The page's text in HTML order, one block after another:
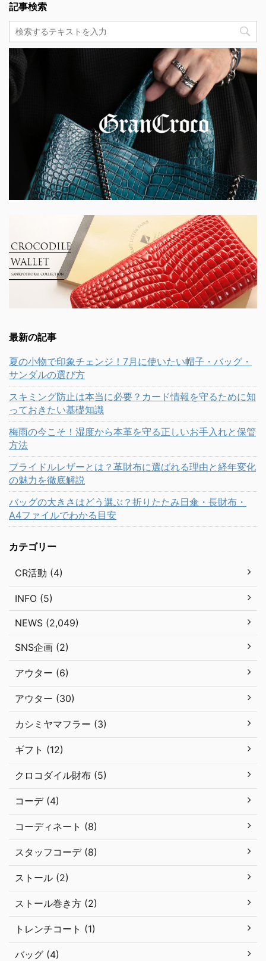
記事検索
最新の記事
夏の小物で印象チェンジ！7月に使いたい帽子・バッグ・
サンダルの選び方
スキミング防止は本当に必要？カード情報を守るために知
っておきたい基礎知識
梅雨の今こそ！湿度から本革を守る正しいお手入れと保管
方法
ブライドルレザーとは？革財布に選ばれる理由と経年変化
の魅力を徹底解説
バッグの大きさはどう選ぶ？折りたたみ日傘・長財布・
A4ファイルでわかる目安
カテゴリー
CR活動 (4)
INFO (5)
NEWS (2,049)
SNS企画 (2)
アウター (6)
アウター (30)
カシミヤマフラー (3)
ギフト (12)
クロコダイル財布 (5)
コーデ (4)
コーディネート (8)
スタッフコーデ (8)
ストール (2)
ストール巻き方 (2)
トレンチコート (1)
バッグ (4)